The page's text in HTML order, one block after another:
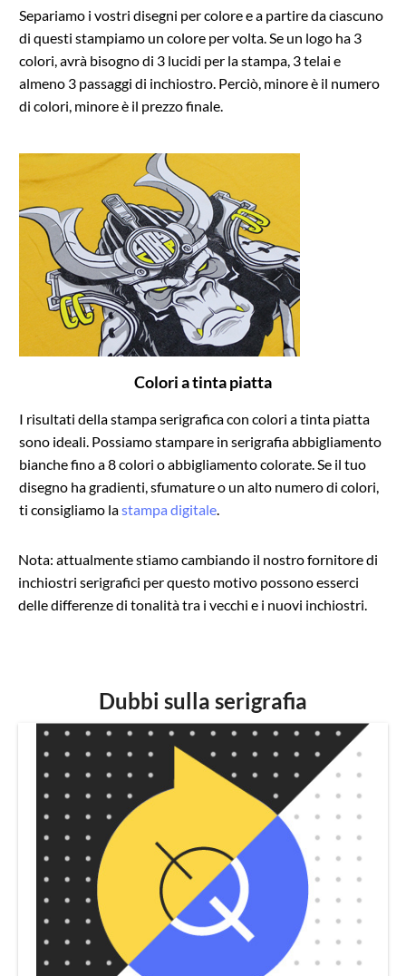
Separiamo i vostri disegni per colore e a partire da ciascuno
di questi stampiamo un colore per volta. Se un logo ha 3
colori, avrà bisogno di 3 lucidi per la stampa, 3 telai e
almeno 3 passaggi di inchiostro. Perciò, minore è il numero
di colori, minore è il prezzo finale.
Colori a tinta piatta
I risultati della stampa serigrafica con colori a tinta piatta
sono ideali. Possiamo stampare in serigrafia abbigliamento
bianche fino a 8 colori o abbigliamento colorate. Se il tuo
disegno ha gradienti, sfumature o un alto numero di colori,
ti consigliamo lastampa digitale.
Nota: attualmente stiamo cambiando il nostro fornitore di
inchiostri serigrafici per questo motivo possono esserci
delle differenze di tonalità tra i vecchi e i nuovi inchiostri.
Dubbi sulla serigrafia